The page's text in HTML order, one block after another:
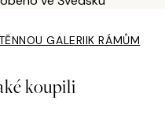
GALERIIK RÁMŮM
koupili